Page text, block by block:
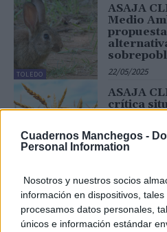
Cuadernos Manchegos -
Personal Information
Nosotros y nuestros socios
información en dispositivos,
procesamos datos personales,
únicos e información estándar
TOLEDO
ASAJA
Medio
22/05/2025
ASAJA
crítica
Comercio
ASAJA
reclama:
materia